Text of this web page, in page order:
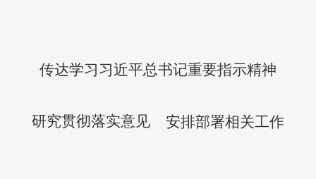
传达学习习近平总书记重要指示精神
研究贯彻落实意见 安排部署相关工作